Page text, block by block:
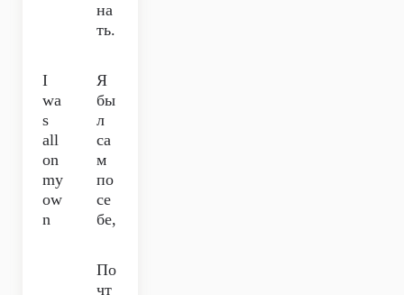
на
ть.
I
wa
s
all
on
my
ow
n
Я
бы
л
са
м
по
се
бе,
По
чт